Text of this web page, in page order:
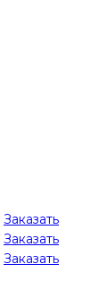
Заказать
Заказать
Заказать